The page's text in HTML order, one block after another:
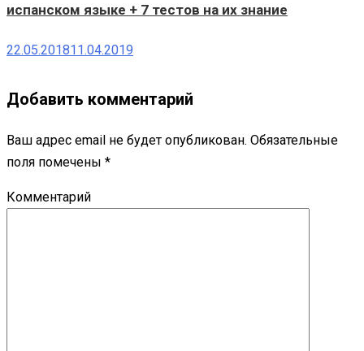
испанском языке + 7 тестов на их знание
22.05.201811.04.2019
Добавить комментарий
Ваш адрес email не будет опубликован. Обязательные
поля помечены *
Комментарий